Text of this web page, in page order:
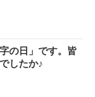
の日」です。皆
したか♪